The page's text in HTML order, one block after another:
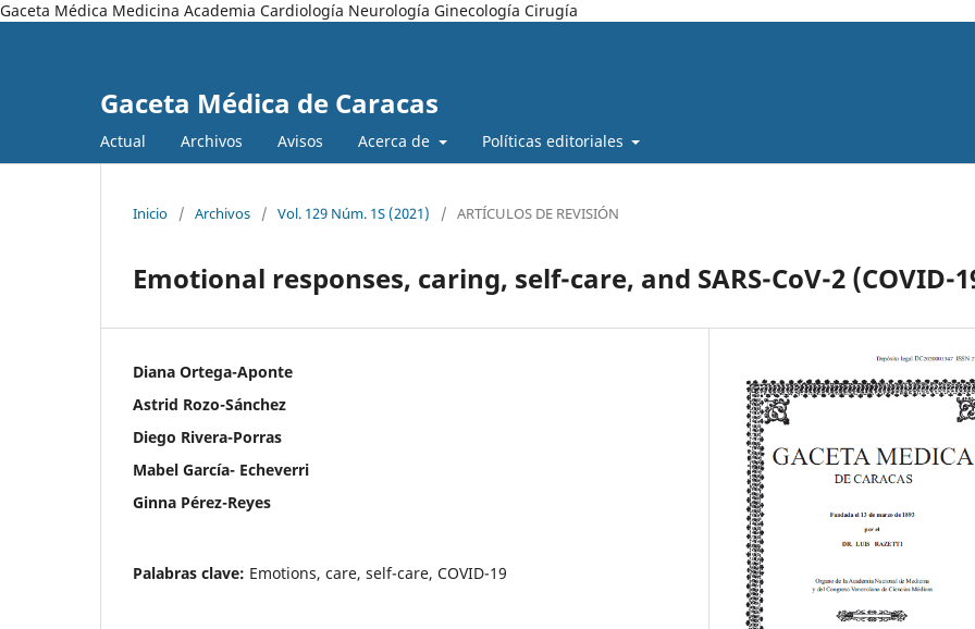
Gaceta Médica Medicina Academia Cardiología Neurología Ginecología Cirugía
Gaceta Médica de Caracas
Actual Archivos Avisos Acerca de Políticas editoriales
Inicio / Archivos / Vol. 129 Núm. 1S (2021) / ARTÍCULOS DE REVISIÓN
Emotional responses, caring, self-care, and SARS-CoV-2 (COVID-
Diana Ortega-Aponte
Astrid Rozo-Sánchez
Diego Rivera-Porras
Mabel García- Echeverri
Ginna Pérez-Reyes
Palabras clave: Emotions, care, self-care, COVID-19